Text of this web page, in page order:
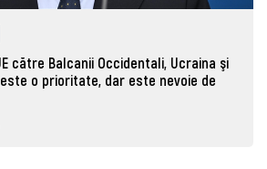
către Balcanii Occidentali, Ucraina şi
o prioritate, dar este nevoie de